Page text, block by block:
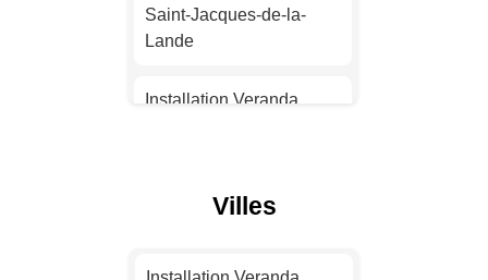
Strasbourg
Montpellier
Saint-Jacques-de-la-
Lande
Installation Veranda
Chantepie
Villes